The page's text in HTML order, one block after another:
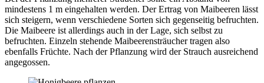
mindestens 1 m eingehalten werden. Der Ertrag von Maibeeren lässt
sich steigern, wenn verschiedene Sorten sich gegenseitig befruchten.
Die Maibeere ist allerdings auch in der Lage, sich selbst zu
befruchten. Einzeln stehende Maibeerensträucher tragen also
ebenfalls Früchte. Nach der Pflanzung wird der Strauch ausreichend
angegossen.